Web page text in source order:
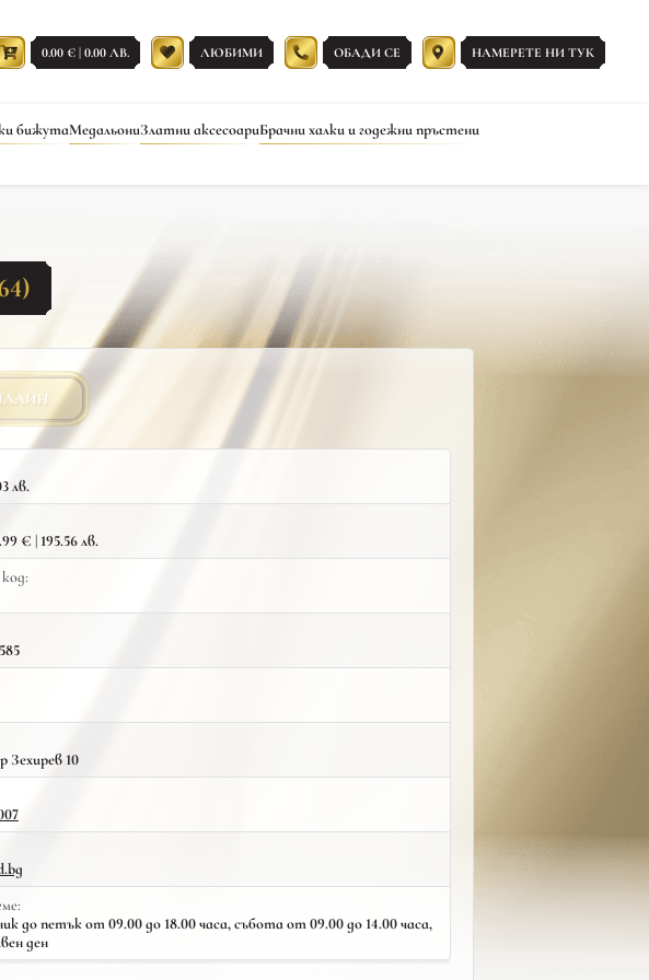
0.00 € | 0.00 ЛВ. ЛЮБИМИ ОБАДИ СЕ НАМЕРЕТЕ НИ ТУК
бижутаМедальониЗлатни аксесоариБрачни халки и годежни пръстени
лв.
€ | 195.56 лв.
Зехирев 10
до петък от 09.00 до 18.00 часа, събота от 09.00 до 14.00 часа,
ден